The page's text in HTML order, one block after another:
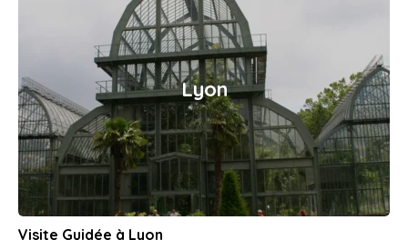
Lyon
Visite Guidée à Lyon